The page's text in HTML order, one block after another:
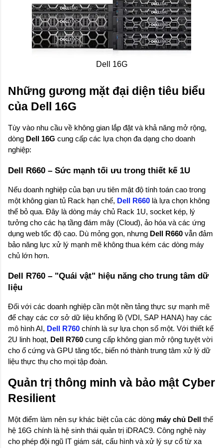
Dell 16G
Những gương mặt đại diện tiêu biểu
của Dell 16G
Tùy vào nhu cầu về không gian lắp đặt và khả năng mở rộng,
dòng Dell 16G cung cấp các lựa chọn đa dạng cho doanh
nghiệp:
Dell R660 – Sức mạnh tối ưu trong thiết kế 1U
Nếu doanh nghiệp của bạn ưu tiên mật độ tính toán cao trong
một không gian tủ Rack hạn chế, Dell R660 là lựa chọn không
thể bỏ qua. Đây là dòng máy chủ Rack 1U, socket kép, lý
tưởng cho các hạ tầng đám mây (Cloud), ảo hóa và các ứng
dụng web tốc độ cao. Dù mỏng gọn, nhưng Dell R660 vẫn đảm
bảo năng lực xử lý mạnh mẽ không thua kém các dòng máy
chủ lớn hơn.
Dell R760 – "Quái vật" hiệu năng cho trung tâm dữ
liệu
Đối với các doanh nghiệp cần một nền tảng thực sự mạnh mẽ
để chạy các cơ sở dữ liệu khổng lồ (VDI, SAP HANA) hay các
mô hình AI, Dell R760 chính là sự lựa chọn số một. Với thiết kế
2U linh hoạt, Dell R760 cung cấp không gian mở rộng tuyệt vời
cho ổ cứng và GPU tăng tốc, biến nó thành trung tâm xử lý dữ
liệu thực thụ cho mọi tập đoàn.
Quản trị thông minh và bảo mật Cyber
Resilient
Một điểm làm nên sự khác biệt của các dòng máy chủ Dell
thế
hệ 16G chính là hệ sinh thái quản trị iDRAC9. Công nghệ này
cho phép đội ngũ IT giám sát, cấu hình và xử lý sự cố từ xa